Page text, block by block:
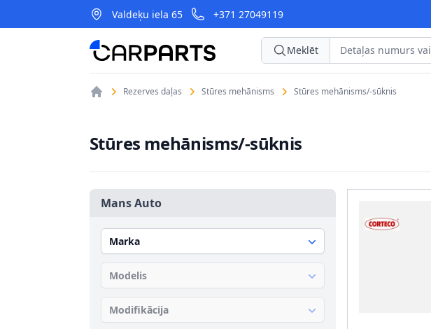
Valdeķu iela 65 +371 27049119
CarParts Meklēt
Rezerves daļas Stūres mehānisms Stūres mehānisms/-sūknis
Stūres mehānisms/-sūknis
Mans Auto
Marka
Modelis
Modifikācija